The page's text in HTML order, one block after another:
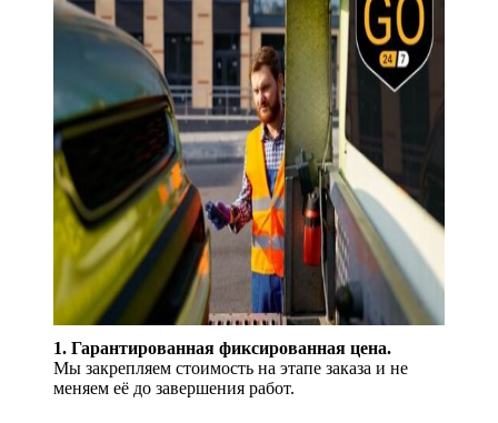
1. Гарантированная фиксированная цена.
Мы закрепляем стоимость на этапе заказа и не
меняем её до завершения работ.